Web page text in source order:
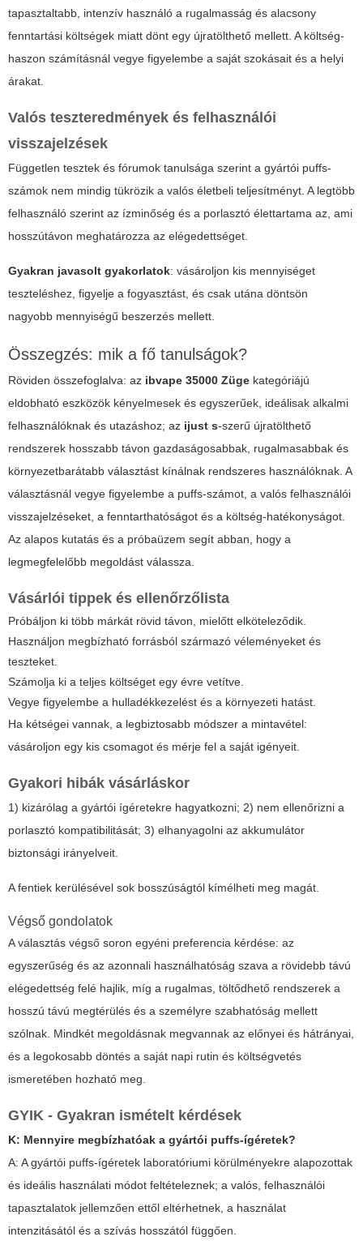
tapasztaltabb, intenzív használó a rugalmasság és alacsony
fenntartási költségek miatt dönt egy újratölthető mellett. A költség-
haszon számításnál vegye figyelembe a saját szokásait és a helyi
árakat.
Valós teszteredmények és felhasználói
visszajelzések
Független tesztek és fórumok tanulsága szerint a gyártói puffs-
számok nem mindig tükrözik a valós életbeli teljesítményt. A legtöbb
felhasználó szerint az ízminőség és a porlasztó élettartama az, ami
hosszútávon meghatározza az elégedettséget.
Gyakran javasolt gyakorlatok: vásároljon kis mennyiséget
teszteléshez, figyelje a fogyasztást, és csak utána döntsön
nagyobb mennyiségű beszerzés mellett.
Összegzés: mik a fő tanulságok?
Röviden összefoglalva: az ibvape 35000 Züge kategóriájú
eldobható eszközök kényelmesek és egyszerűek, ideálisak alkalmi
felhasználóknak és utazáshoz; az ijust s-szerű újratölthető
rendszerek hosszabb távon gazdaságosabbak, rugalmasabbak és
környezetbarátabb választást kínálnak rendszeres használóknak. A
választásnál vegye figyelembe a puffs-számot, a valós felhasználói
visszajelzéseket, a fenntarthatóságot és a költség-hatékonyságot.
Az alapos kutatás és a próbaüzem segít abban, hogy a
legmegfelelőbb megoldást válassza.
Vásárlói tippek és ellenőrzőlista
Próbáljon ki több márkát rövid távon, mielőtt elköteleződik.
Használjon megbízható forrásból származó véleményeket és
teszteket.
Számolja ki a teljes költséget egy évre vetítve.
Vegye figyelembe a hulladékkezelést és a környezeti hatást.
Ha kétségei vannak, a legbiztosabb módszer a mintavétel:
vásároljon egy kis csomagot és mérje fel a saját igényeit.
Gyakori hibák vásárláskor
1) kizárólag a gyártói ígéretekre hagyatkozni; 2) nem ellenőrizni a
porlasztó kompatibilitását; 3) elhanyagolni az akkumulátor
biztonsági irányelveit.
A fentiek kerülésével sok bosszúságtól kímélheti meg magát.
Végső gondolatok
A választás végső soron egyéni preferencia kérdése: az
egyszerűség és az azonnali használhatóság szava a rövidebb távú
elégedettség felé hajlik, míg a rugalmas, töltődhető rendszerek a
hosszú távú megtérülés és a személyre szabhatóság mellett
szólnak. Mindkét megoldásnak megvannak az előnyei és hátrányai,
és a legokosabb döntés a saját napi rutin és költségvetés
ismeretében hozható meg.
GYIK - Gyakran ismételt kérdések
K: Mennyire megbízhatóak a gyártói puffs-ígéretek?
A: A gyártói puffs-ígéretek laboratóriumi körülményekre alapozottak
és ideális használati módot feltételeznek; a valós, felhasználói
tapasztalatok jellemzően ettől eltérhetnek, a használat
intenzitásától és a szívás hosszától függően.